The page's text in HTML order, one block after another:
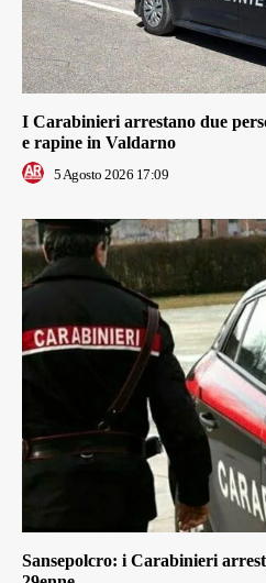
I Carabinieri arrestano due
e rapine in Valdarno
5 Agosto 2026 17:09
Sansepolcro: i Carabinieri